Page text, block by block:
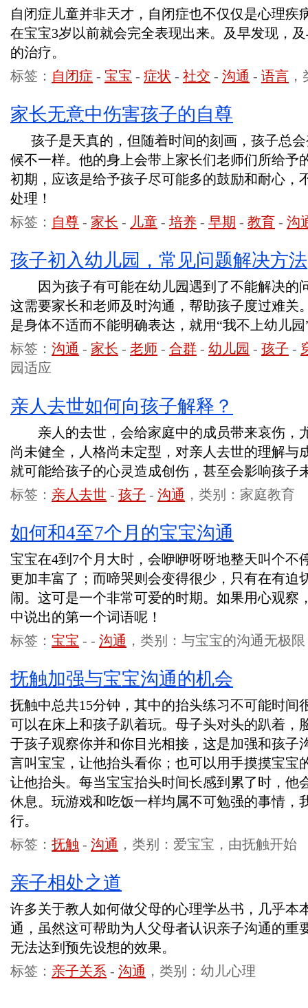
自闭症儿童并非天才，自闭症也不仅仅是心理疾
在宝宝3岁以前就会完全表现出来。及早发现，
的治疗。
标签： 自闭症 - 宝宝 - 症状 - 社交 - 沟通 - 语言
家长无意中伤害孩子的自尊
孩子是天真的，但随着时间的刻画，孩子总会
候不一样。他的身上会带上家长们老师们所给予
初期，应该是给予孩子尽可能多的鼓励和耐心，
处理！
标签： 自尊 - 家长 - 儿童 - 培养 - 早期 - 教育 - 沟
孩子初入幼儿园，常见问题解决方法
因为孩子有可能在幼儿园遇到了不能解决的
这需要家长和老师及时沟通，帮助孩子度过难关
是身体不适而不能明确表达，就用“我不上幼儿
标签： 沟通 - 家长 - 老师 - 合群 - 幼儿园 - 孩子 -
园适应
亲人去世如何向孩子解释？
亲人的去世，会给家庭中的成员带来哀伤，
尚未健全，人格尚未定型，对亲人去世的理解与
就可能给孩子的心灵造成创伤，甚至会影响孩子
标签： 亲人去世 - 孩子 - 沟通 ，类别：家庭教育
如何和4至7个月的宝宝沟通
宝宝在4到7个月大时，会咿咿呀呀地整天叫个不
更加丰富了；而啼哭则会变得很少，只有在有迫
闹。这可是一个非常可爱的时期。如果用心观察
中说出的第一个词语呢！
标签： 宝宝 - - 沟通 ，类别：与宝宝的沟通无极限
抚触加强与宝宝沟通的机会
抚触中总共15分钟，其中的抬头练习不可能时间
可以在床上和孩子趴着玩。母子头对头的趴着，
于孩子观察你并和你目光相接，这是加强和孩子
言叫宝宝，让他抬头看你；也可以用手摸摸宝宝
让他抬头。每当宝宝抬头时间长感到累了时，他
休息。玩游戏和吃饭一样均属不可勉强的事情，
行。
标签： 抚触 - 沟通 ，类别：爱宝宝，由抚触开始
亲子相处之道
许多关于教人如何做父母的心理学丛书，几乎本
通，虽然这可帮助为人父母者认识亲子沟通的重
无法达到预先设想的效果。
标签： 亲子关系 - 沟通 ，类别：幼儿心理